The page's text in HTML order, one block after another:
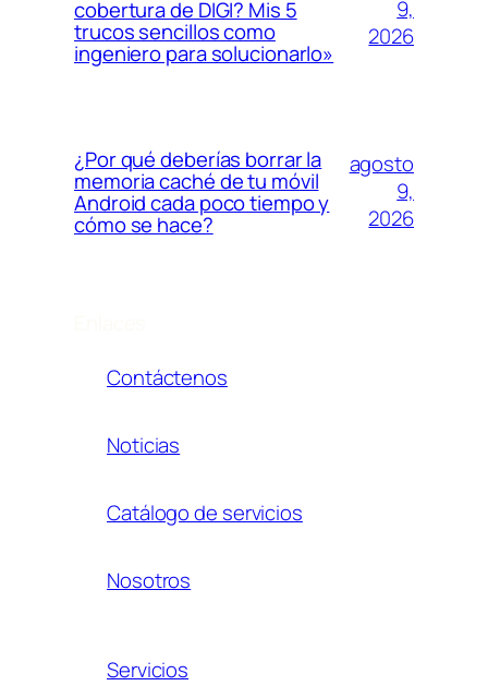
cobertura de DIGI? Mis 5
trucos sencillos como
ingeniero para solucionarlo»
9,
2026
¿Por qué deberías borrar la
memoria caché de tu móvil
Android cada poco tiempo y
cómo se hace?
agosto
9,
2026
Contáctenos
Noticias
Catálogo de servicios
Nosotros
Servicios